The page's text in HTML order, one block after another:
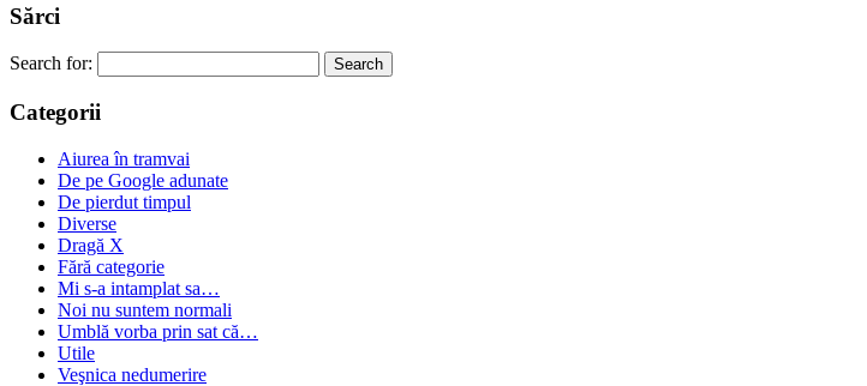
Sărci
Search for:
Categorii
Aiurea în tramvai
De pe Google adunate
De pierdut timpul
Diverse
Dragă X
Fără categorie
Mi s-a intamplat sa…
Noi nu suntem normali
Umblă vorba prin sat că…
Utile
Veşnica nedumerire